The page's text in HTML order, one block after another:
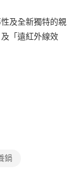
行
行
行
及全新獨特的親
「遠紅外線效
鍋